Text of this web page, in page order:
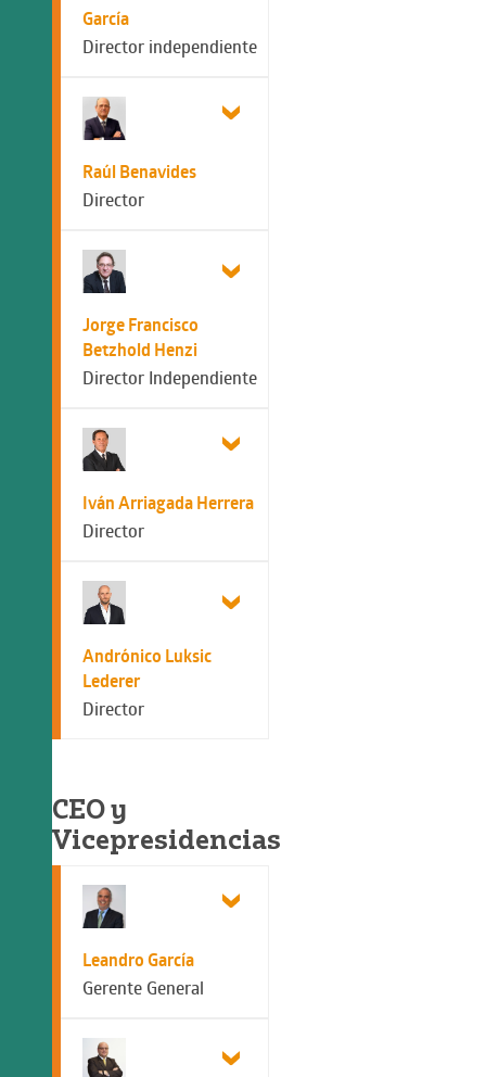
García
Director independiente
Raúl Benavides
Director
Jorge Francisco
Betzhold Henzi
Director Independiente
Iván Arriagada Herrera
Director
Andrónico Luksic
Lederer
Director
CEO y
Vicepresidencias
Leandro García
Gerente General